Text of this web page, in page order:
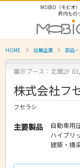
MOBIO（モビオ
府内もの
HOME 出展企業 部品
展示ブース：北館2F
株式会社フ
フセラシ
主要製品
自動車用
ハイブリ
建築・橋